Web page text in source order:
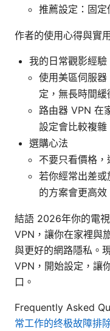
推薦設定：固
作者的使用心得與實
我的日常觀影經驗
使用美區伺服
定，無長時間緩
路由器 VPN 在
設定會比較複雜
選購心法
不要只看價格，
若你經常出差
的方案會更高效
結語 2026年你的電
VPN，讓你在家裡與
與更好的網路隱私。
VPN，開始設定，讓
口。
Frequently Asked
常工作的终极故障排